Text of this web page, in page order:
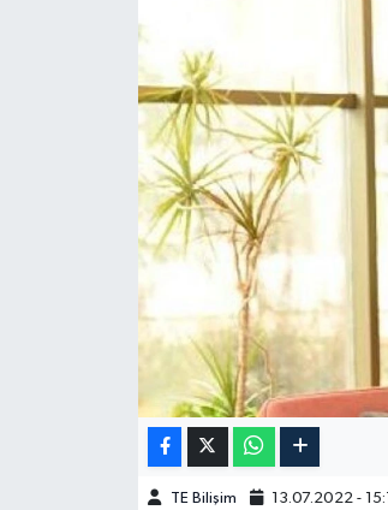
TE Bilişim 13.07.2022 -